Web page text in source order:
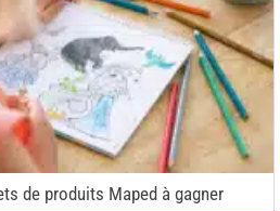
de produits Maped à gagner